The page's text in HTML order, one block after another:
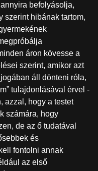
befolyásolja,
szerint hibának tartom,
áron kövesse a
szerint, amikor azt
áll dönteni róla,
tulajdonlásával érvel -
azzal, hogy a testet
számára, hogy
de az ő tudatával
és
fontolni annak
az első